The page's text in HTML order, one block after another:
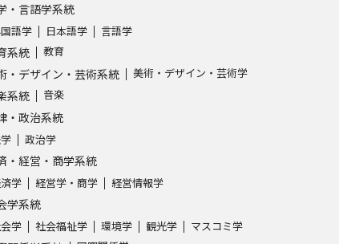
テレメール全国一斉進学調査
大学で学びたい学問発見
学問のミニ講義「夢ナビ講義」
・言語学系統
語学 日本語学 言語学
系統 教育
・デザイン・芸術系統 美術・デザイン・芸術学
系統 音楽
・政治系統
政治学
・経営・商学系統
学 経営学・商学 経営情報学
学系統
学 社会福祉学 環境学 観光学 マスコミ学